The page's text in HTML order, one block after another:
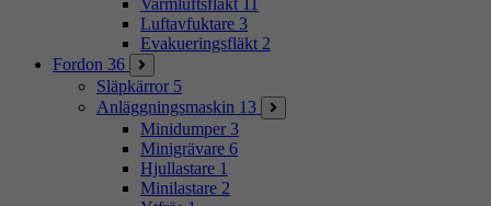
Varmluftsfläkt 11
Luftavfuktare 3
Evakueringsfläkt 2
Fordon 36
Släpkärror 5
Anläggningsmaskin 13
Minidumper 3
Minigrävare 6
Hjullastare 1
Minilastare 2